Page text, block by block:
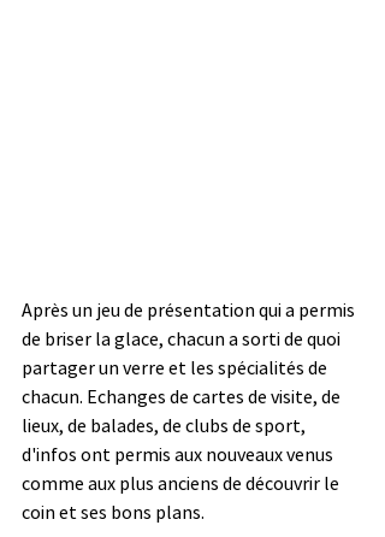
Après un jeu de présentation qui a permis
de briser la glace, chacun a sorti de quoi
partager un verre et les spécialités de
chacun. Echanges de cartes de visite, de
lieux, de balades, de clubs de sport,
d'infos ont permis aux nouveaux venus
comme aux plus anciens de découvrir le
coin et ses bons plans.